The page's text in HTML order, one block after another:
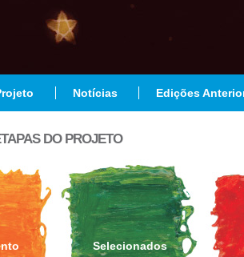
Notícias Edições
DO PROJETO
Selecionados